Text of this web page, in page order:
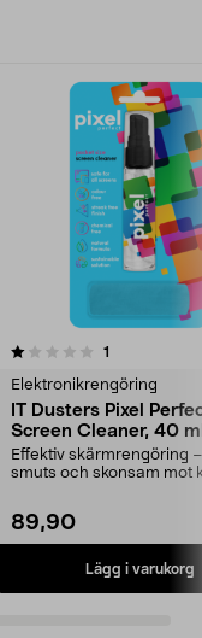
1
Elektronikrengöring
IT Dusters Pixel
Screen Cleaner, 40
Effektiv skärmrengöring
smuts och skonsam mot
89,90
Lägg i varukorg
4.5av 5 stjärnor